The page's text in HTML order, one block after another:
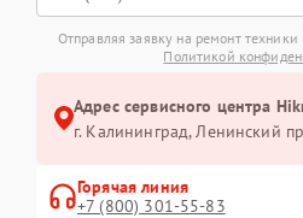
Отправляя заявку на ремонт
Политикой
Адрес сервисного центра
г. Калининград, Ленинский
Горячая линия
+7 (800) 301-55-83